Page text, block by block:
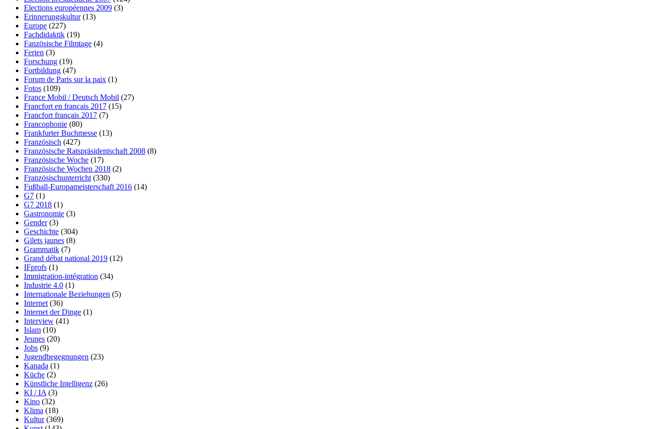
Elections européennes 2009 (3)
Erinnerungskultur(13)
Europe (227)
Fachdidaktik (19)
Fanzösische Filmtage (4)
Ferien (3)
Forschung (19)
Fortbildung (47)
Forum de Paris sur la paix (1)
Fotos (109)
France Mobil / Deutsch Mobil (27)
Francfort en français 2017 (15)
Francfort français 2017 (7)
Francophonie (80)
Frankfurter Buchmesse (13)
Französisch (427)
Französische Ratspräsidentschaft 2008 (8)
Französische Woche (17)
Französische Wochen 2018 (2)
Französischunterricht (330)
Fußball-Europameisterschaft 2016 (14)
G7 (1)
G7 2018 (1)
Gastronomie (3)
Gender(3)
Geschichte (304)
Gilets jaunes (8)
Grammatik (7)
Grand débat national 2019 (12)
IFprofs (1)
Immigration-intégration (34)
Industrie 4.0 (1)
Internationale Beziehungen (5)
Internet (36)
Internet der Dinge (1)
Interview (41)
Islam (10)
Jeunes (20)
Jobs (9)
Jugendbegegnungen (23)
Kanada (1)
Küche (2)
Künstliche Intelligenz (26)
KI / IA (3)
Kino (32)
Klima (18)
Kultur(369)